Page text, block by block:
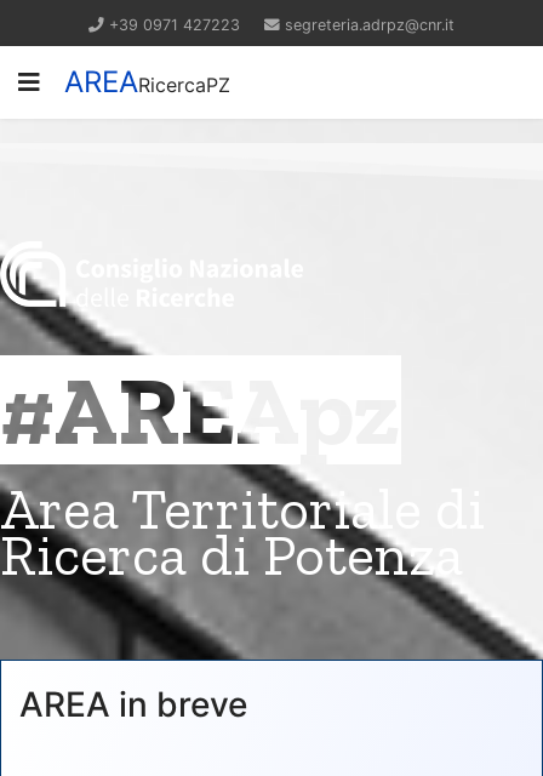
+39 0971 427223 segreteria.adrpz@cnr.it
AREARicercaPZ
#AREApz
Area Territoriale di
Ricerca di Potenza
AREA in breve